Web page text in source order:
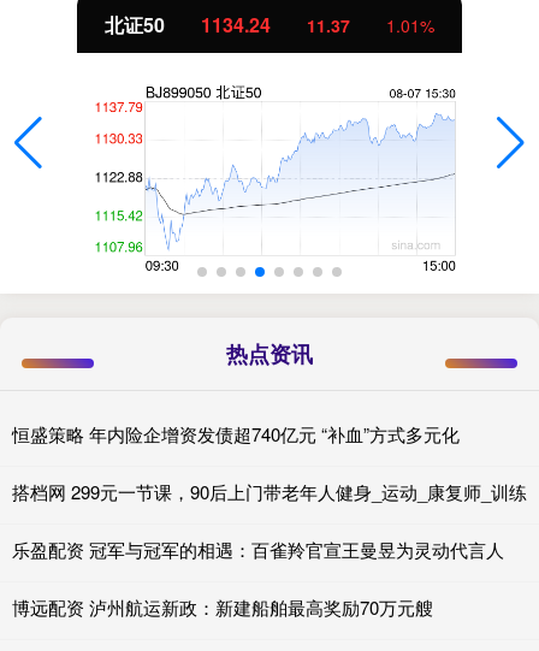
北证50 1134.24 11.37 1.01%
热点资讯
恒盛策略 年内险企增资发债超740亿元 “补血”方式多元化
搭档网 299元一节课，90后上门带老年人健身_运动_康复师_训练
乐盈配资 冠军与冠军的相遇：百雀羚官宣王曼昱为灵动代言人
博远配资 泸州航运新政：新建船舶最高奖励70万元艘